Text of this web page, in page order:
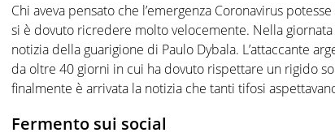
Chi aveva pensato che l’emergenza Coronavirus
si è dovuto ricredere molto velocemente. Nella
notizia della guarigione di Paulo Dybala. L’attaccante
da oltre 40 giorni in cui ha dovuto rispettare un rigido
finalmente è arrivata la notizia che tanti tifosi
Fermento sui social